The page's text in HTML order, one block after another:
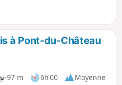
à Pont-du-Château
-97 m 6h 00
Moyenne